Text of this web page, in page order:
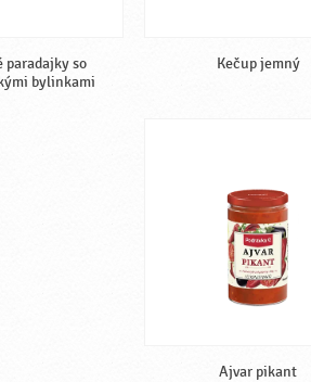
paradajky so
bylinkami
Kečup jemný
Ajvar pikant